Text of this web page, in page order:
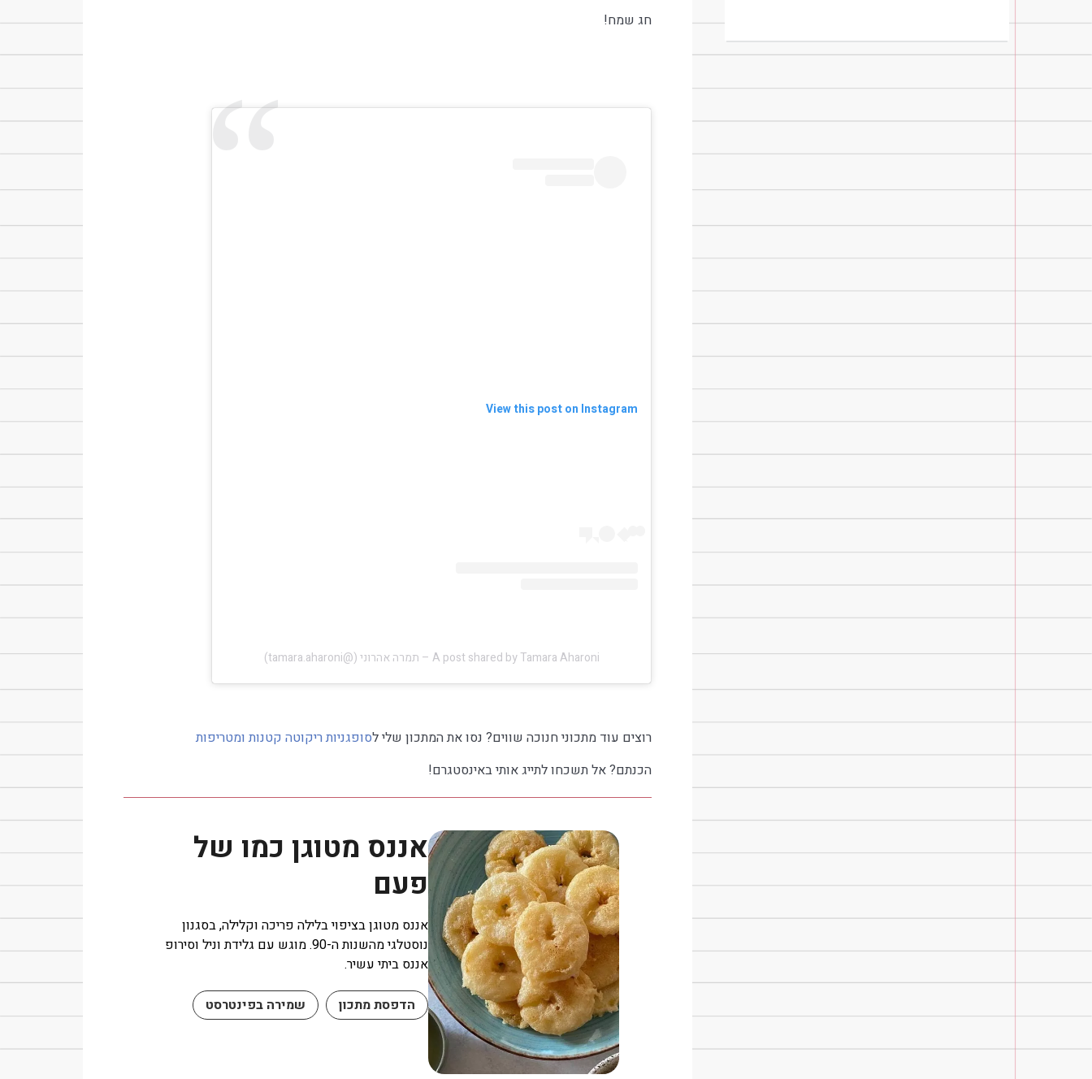
חג שמח!
View this post on Instagram
A post shared by Tamara Aharoni – תמרה אהרוני (@tamara.aharoni)
רוצים עוד מתכוני חנוכה שווים? נסו את המתכון שלי לסופגניות ריקוטה קטנות ומטריפות
הכנתם? אל תשכחו לתייג אותי באינסטגרם!
אננס מטוגן כמו של
פעם
אננס מטוגן בציפוי בלילה פריכה וקלילה, בסגנון
נוסטלגי מהשנות ה-90. מוגש עם גלידת וניל וסירופ
אננס ביתי עשיר.
הדפסת מתכון שמירה בפינטרסט